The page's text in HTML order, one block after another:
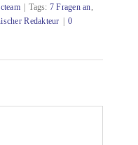
Tags: 7 Fragen an,
Redakteur
0